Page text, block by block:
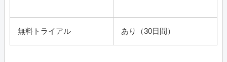
無料トライアル あり（30日間）